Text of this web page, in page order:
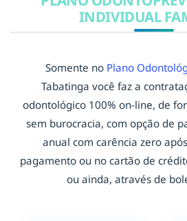
INDIVIDUAL
Somente no Plano
Tabatinga você faz a
odontológico 100% on-line, de
sem burocracia, com opção de
anual com carência zero
pagamento ou no cartão de
ou ainda, através de